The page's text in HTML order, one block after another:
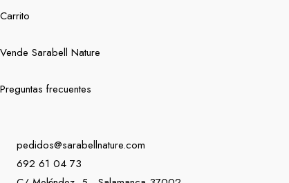
Carrito
Vende Sarabell Nature
Preguntas frecuentes
pedidos@sarabellnature.com
692 61 04 73